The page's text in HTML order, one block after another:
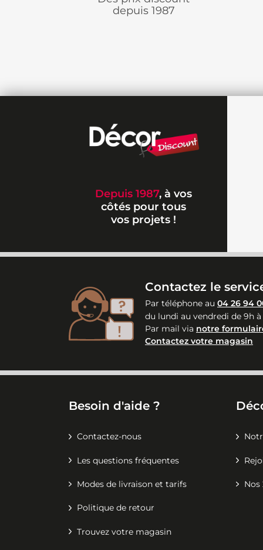
depuis 1987
Depuis 1987, à vos
côtés pour tous
vos projets !
Contactez le
Par téléphone au 04 26 94
du lundi au vendredi de 9h à
Par mail via notre
Contactez votre magasin
Besoin d'aide ?
Contactez-nous
Les questions fréquentes
Modes de livraison et tarifs
Politique de retour
Trouvez votre magasin
Nos